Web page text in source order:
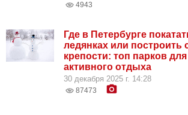
4943
Где в Петербурге
ледянках или построить
крепости: топ парков
активного отдыха
30 декабря 2025 г. 14:28
87473